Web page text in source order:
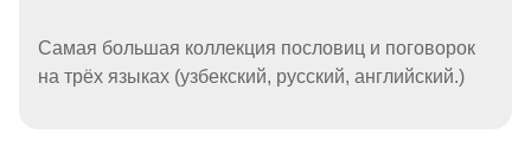
Самая большая коллекция пословиц и поговорок
на трёх языках (узбекский, русский, английский.)